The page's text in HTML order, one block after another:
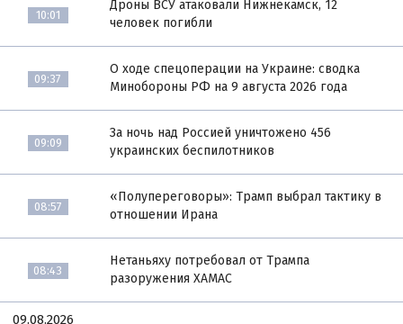
10:01
Дроны ВСУ атаковали Нижнекамск, 12
человек погибли
09:37
О ходе спецоперации на Украине: сводка
Минобороны РФ на 9 августа 2026 года
09:09
За ночь над Россией уничтожено 456
украинских беспилотников
08:57
«Полупереговоры»: Трамп выбрал тактику в
отношении Ирана
08:43
Нетаньяху потребовал от Трампа
разоружения ХАМАС
09.08.2026